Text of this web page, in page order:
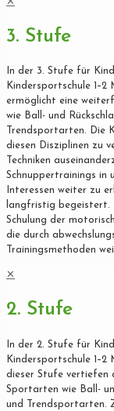
3. Stufe
In der 3. Stufe für
Kindersportschule
ermöglicht eine
wie Ball- und
Trendsportarten. Die
diesen Disziplinen zu
Techniken
Schnuppertrainings in
Interessen weiter zu
langfristig begeistert.
Schulung der
die durch
Trainingsmethoden
✕
2. Stufe
In der 2. Stufe für
Kindersportschule
dieser Stufe vertiefen
Sportarten wie Ball-
und Trendsportarten.